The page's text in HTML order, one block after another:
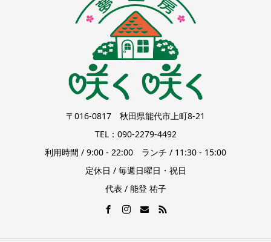
〒016-0817 秋田県能代市上町8-21
TEL：090-2279-4492
利用時間 / 9:00 - 22:00 ランチ / 11:30 - 15:00
定休日 / 毎週日曜日・祝日
代表 / 能登 祐子